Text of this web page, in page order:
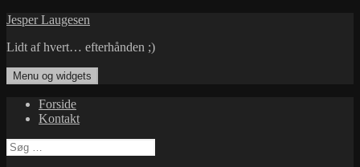
Hop
indhold
Jesper Laugesen
Lidt af hvert… efterhånden ;)
Menu og widgets
Forside
Kontakt
Søg
efter: